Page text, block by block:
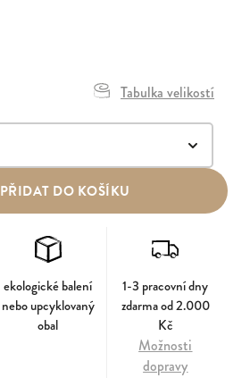
Tabulka velikostí
PŘIDAT DO KOŠÍKU
ekologické balení
nebo upcyklovaný
obal
1-3 pracovní dny
zdarma od 2.000
Kč
Možnosti
dopravy